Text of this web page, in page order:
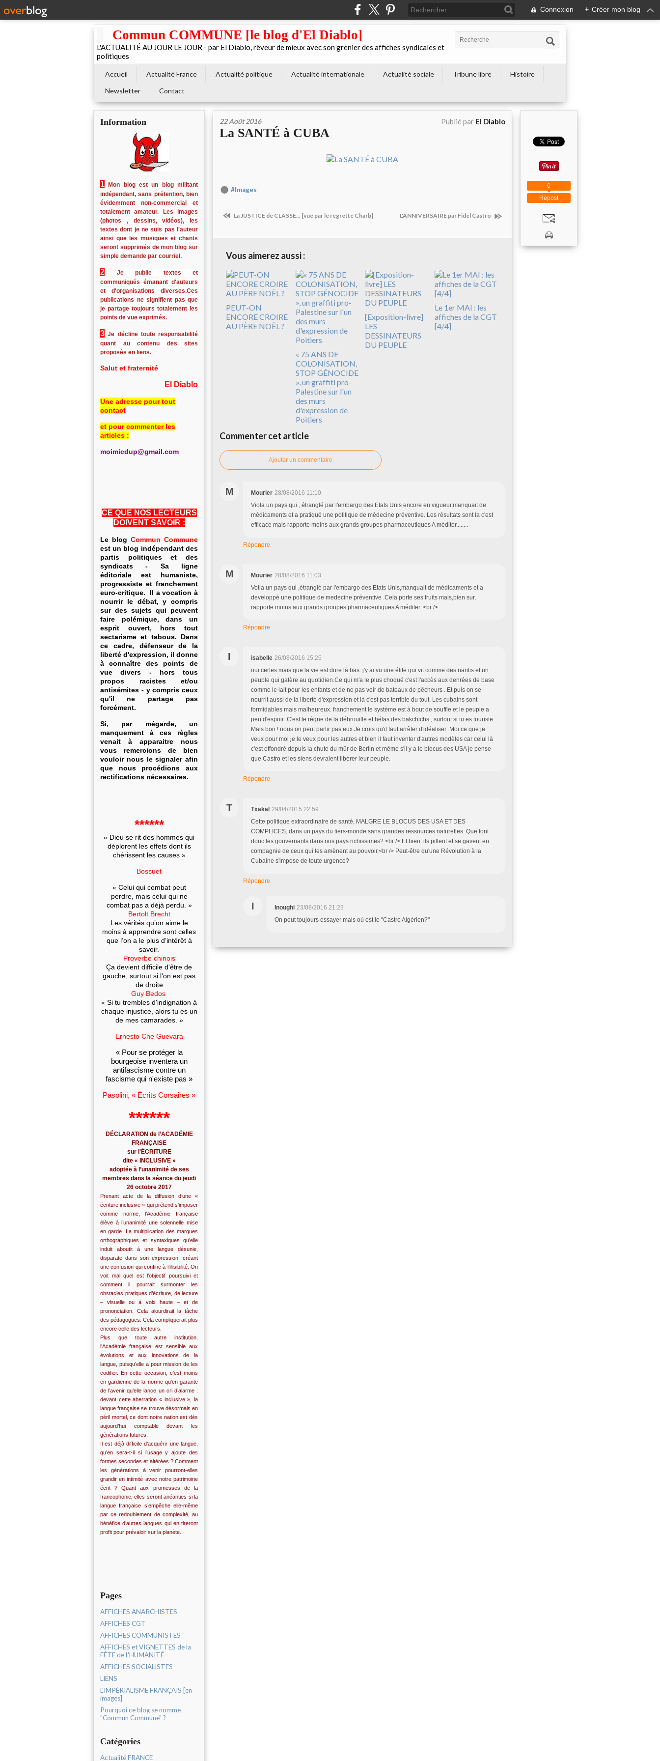
Connexion + Créer mon blog
Commun COMMUNE [le blog d'El Diablo]
L'ACTUALITÉ AU JOUR LE JOUR - par El Diablo, rêveur de mieux avec son grenier des affiches syndicales et
politiques
Accueil Actualité France Actualité politique Actualité internationale Actualité sociale Tribune libre
Histoire
Newsletter
Contact
Information
1
Mon blog est un blog militant
indépendant, sans prétention, bien
évidemment non-commercial et
totalement amateur. Les images
(photos , dessins, vidéos), les
textes dont je ne suis pas l'auteur
ainsi que les musiques et chants
seront supprimés de mon blog sur
simple demande par courriel.
2
Je publie textes et
communiqués émanant d'auteurs
et d'organisations diverses.Ces
publications ne signifient pas que
je partage toujours totalement les
points de vue exprimés.
3 Je décline toute responsabilité
quant au contenu des sites
proposés en liens.
Salut et fraternité
El Diablo
Une adresse pour tout
contact
et pour commenter les
articles :
moimicdup@gmail.com
CE QUE NOS LECTEURS
DOIVENT SAVOIR :
Le blog Commun Commune
est un blog indépendant des
partis politiques et des
syndicats - Sa ligne
éditoriale est humaniste,
progressiste et franchement
euro-critique. Il a vocation à
nourrir le débat, y compris
sur des sujets qui peuvent
faire polémique, dans un
esprit ouvert, hors tout
sectarisme et tabous. Dans
ce cadre, défenseur de la
liberté d'expression, il donne
à connaître des points de
vue divers - hors tous
propos racistes et/ou
antisémites - y compris ceux
qu'il ne partage pas
forcément.
Si, par mégarde, un
manquement à ces règles
venait à apparaitre nous
vous remercions de bien
vouloir nous le signaler afin
que nous procédions aux
rectifications nécessaires.
******
« Dieu se rit des hommes qui
déplorent les effets dont ils
chérissent les causes »
Bossuet
« Celui qui combat peut
perdre, mais celui qui ne
combat pas a déjà perdu. »
Bertolt Brecht
Les vérités qu’on aime le
moins à apprendre sont celles
que l’on a le plus d’intérêt à
savoir.
Proverbe chinois
Ça devient difficile d'être de
gauche, surtout si l'on est pas
de droite
Guy Bedos
« Si tu trembles d'indignation à
chaque injustice, alors tu es un
de mes camarades. »
Ernesto Che Guevara
« Pour se protéger la
bourgeoise inventera un
antifascisme contre un
fascisme qui n'existe pas »
Pasolini, « Écrits Corsaires »
******
DÉCLARATION de l’ACADÉMIE
FRANÇAISE
sur l'ÉCRITURE
dite « INCLUSIVE »
adoptée à l’unanimité de ses
membres dans la séance du jeudi
26 octobre 2017
Prenant acte de la diffusion d’une «
écriture inclusive » qui prétend s’imposer
comme norme, l’Académie française
élève à l’unanimité une solennelle mise
en garde. La multiplication des marques
orthographiques et syntaxiques qu’elle
induit aboutit à une langue désunie,
disparate dans son expression, créant
une confusion qui confine à l’illisibilité. On
voit mal quel est l’objectif poursuivi et
comment il pourrait surmonter les
obstacles pratiques d’écriture, de lecture
– visuelle ou à voix haute – et de
prononciation. Cela alourdirait la tâche
des pédagogues. Cela compliquerait plus
encore celle des lecteurs.
Plus que toute autre institution,
l’Académie française est sensible aux
évolutions et aux innovations de la
langue, puisqu’elle a pour mission de les
codifier. En cette occasion, c’est moins
en gardienne de la norme qu’en garante
de l’avenir qu’elle lance un cri d’alarme :
devant cette aberration « inclusive », la
langue française se trouve désormais en
péril mortel, ce dont notre nation est dès
aujourd’hui comptable devant les
générations futures.
Il est déjà difficile d’acquérir une langue,
qu’en sera-t-il si l’usage y ajoute des
formes secondes et altérées ? Comment
les générations à venir pourront-elles
grandir en intimité avec notre patrimoine
écrit ? Quant aux promesses de la
francophonie, elles seront anéanties si la
langue française s’empêche elle-même
par ce redoublement de complexité, au
bénéfice d’autres langues qui en tireront
profit pour prévaloir sur la planète.
Pages
AFFICHES ANARCHISTES
AFFICHES CGT
AFFICHES COMMUNISTES
AFFICHES et VIGNETTES de la
FÊTE de L'HUMANITÉ
AFFICHES SOCIALISTES
LIENS
L'IMPÉRIALISME FRANÇAIS [en
images]
Pourquoi ce blog se nomme
"Commun Commune" ?
Catégories
Actualité FRANCE
22 Août 2016 Publié par El Diablo
La SANTÉ à CUBA
#Images
La JUSTICE de CLASSE... [vue par le regretté Charb] L'ANNIVERSAIRE par Fidel Castro
Vous aimerez aussi :
PEUT-ON
ENCORE CROIRE
AU PÈRE NOËL ?
« 75 ANS DE
COLONISATION,
STOP GÉNOCIDE
», un graffiti pro-
Palestine sur l'un
des murs
d'expression de
Poitiers
[Exposition-livre]
LES
DESSINATEURS
DU PEUPLE
Le 1er MAI : les
affiches de la CGT
[4/4]
Commenter cet article
Ajouter un commentaire
M Mourier 28/08/2016 11:10
Viola un pays qui , étranglé par l'embargo des Etats Unis encore en vigueur,manquait de
médicaments et a pratiqué une politique de médecine préventive. Les résultats sont la c'est
efficace mais rapporte moins aux grands groupes pharmaceutiques A méditer........
Répondre
M Mourier 28/08/2016 11:03
Voila un pays qui ,étranglé par l'embargo des Etats Unis,manquait de médicaments et a
developpé une politique de medecine préventive .Cela porte ses fruits mais,bien sur,
rapporte moins aux grands groupes pharmaceutiques A méditer..<br /> ....
Répondre
I isabelle 26/08/2016 15:25
oui certes mais que la vie est dure là bas. j'y ai vu une élite qui vit comme des nantis et un
peuple qui galère au quotidien.Ce qui m'a le plus choqué c'est l'accès aux denrées de base
comme le lait pour les enfants et de ne pas voir de bateaux de pêcheurs . Et puis on se
nourrit aussi de la liberté d'expression et là c'est pas terrible du tout. Les cubains sont
formidables mais malheureux. franchement le système est à bout de souffle et le peuple a
peu d'espoir .C'est le règne de la débrouille et hélas des bakchichs , surtout si tu es touriste.
Mais bon ! nous on peut partir pas eux.Je crois qu'il faut arrêter d'idéaliser .Moi ce que je
veux pour moi je le veux pour les autres et bien il faut inventer d'autres modèles car celui là
c'est effondré depuis la chute du mûr de Berlin et même s'il y a le blocus des USA je pense
que Castro et les siens devraient libérer leur peuple.
Répondre
T Txakal 29/04/2015 22:59
Cette politique extraordinaire de santé, MALGRE LE BLOCUS DES USA ET DES
COMPLICES, dans un pays du tiers-monde sans grandes ressources naturelles. Que font
donc les gouvernants dans nos pays richissimes? <br /> Et bien: ils pillent et se gavent en
compagnie de ceux qui les amènent au pouvoir.<br /> Peut-être qu'une Révolution à la
Cubaine s'impose de toute urgence?
Répondre
I Inoughi 23/08/2016 21:23
On peut toujours essayer mais où est le "Castro Algérien?"
Repost
0